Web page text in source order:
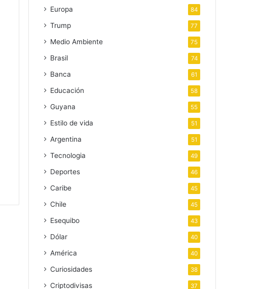
Europa 84
Trump 77
Medio Ambiente 75
Brasil 74
Banca 61
Educación 58
Guyana 55
Estilo de vida 51
Argentina 51
Tecnologia 49
Deportes 46
Caribe 45
Chile 45
Esequibo 43
Dólar 40
América 40
Curiosidades 38
Criptodivisas 37